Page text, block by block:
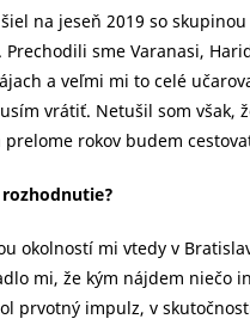
na jeseň 2019 so
sme Varanasi,
a veľmi mi to celé
vrátiť. Netušil som však,
rokov budem
okolností mi vtedy v
mi, že kým nájdem niečo
prvotný impulz, v